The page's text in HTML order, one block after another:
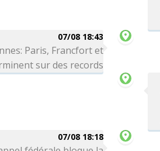
07/08 18:43
Paris, Francfort et
sur des records
07/08 18:18